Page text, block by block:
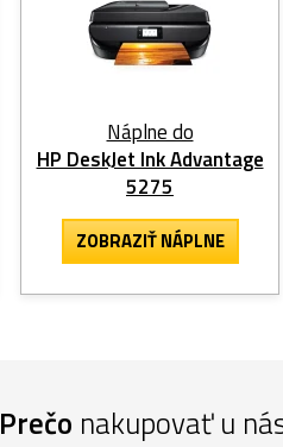
Náplne do
HP DeskJet Ink Advantage
5275
ZOBRAZIŤ NÁPLNE
Prečo nakupovať u